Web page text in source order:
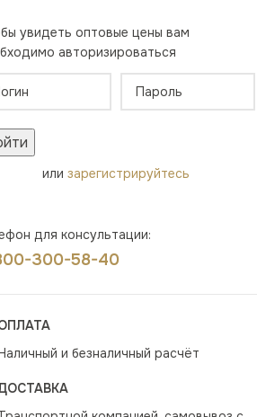
увидеть оптовые цены вам
авторизироваться
илизарегистрируйтесь
для консультации:
300-58-40
и безналичный расчёт